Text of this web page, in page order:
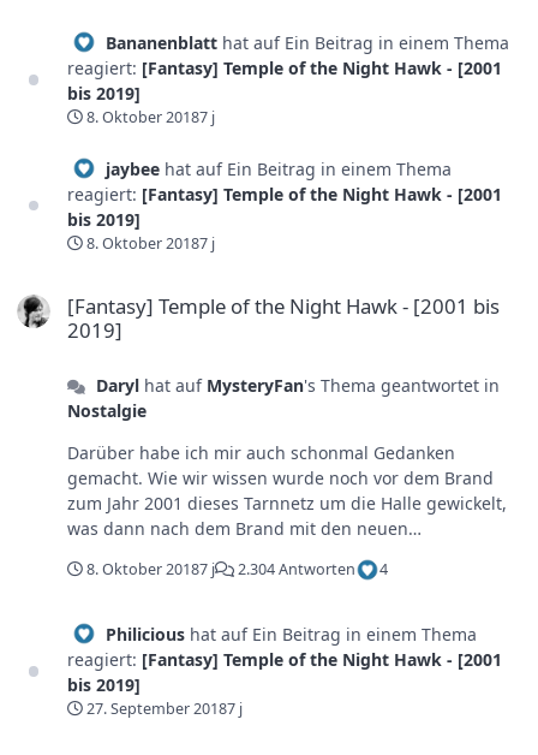
Bananenblatt hat auf Ein Beitrag in einem Thema
reagiert: [Fantasy] Temple of the Night Hawk - [2001
bis 2019]
8. Oktober 20187 j
jaybee hat auf Ein Beitrag in einem Thema
reagiert: [Fantasy] Temple of the Night Hawk - [2001
bis 2019]
8. Oktober 20187 j
[Fantasy] Temple of the Night Hawk - [2001 bis
2019]
Darylhat auf MysteryFan's Thema geantwortet in
Nostalgie
Darüber habe ich mir auch schonmal Gedanken
gemacht. Wie wir wissen wurde noch vor dem Brand
zum Jahr 2001 dieses Tarnnetz um die Halle gewickelt,
was dann nach dem Brand mit den neuen
wissen wir, dass unsere geliebten Darkrides durch diese
nie größer umgebaut wurden. Es könnte also sein, dass
der Temple auch im inneren auf jede kleinste mögliche
Brandgefahr gecheckt wurde und diese Vorschriften bis
heute noch gelten. Aber ich bleibe dabei: Entweder
8. Oktober 20187 j 2.304 Antworten 4
Philicious hat auf Ein Beitrag in einem Thema
reagiert: [Fantasy] Temple of the Night Hawk - [2001
bis 2019]
27. September 20187 j